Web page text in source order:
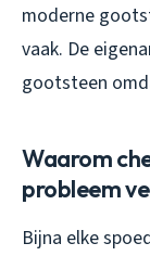
moderne
vaak. De
gootsteen
Waarom
probleem
Bijna elke